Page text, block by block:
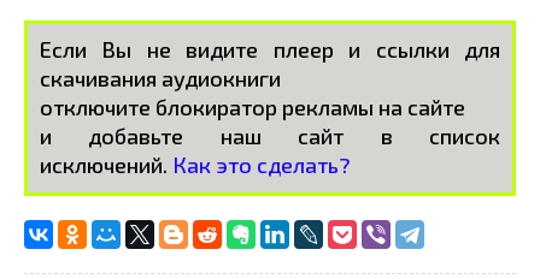
Если Вы не видите плеер и ссылки для
скачивания аудиокниги
отключите блокиратор рекламы на сайте
и добавьте наш сайт в список
исключений. Как это сделать?